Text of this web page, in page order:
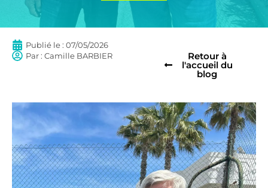
Publié le : 07/05/2026
Par : Camille BARBIER Retour à
l'accueil du
blog